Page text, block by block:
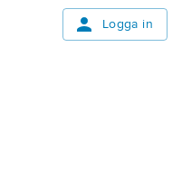
Logga in